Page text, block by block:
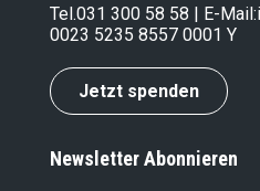
Tel.031 300 58 58 | E-Mail:
0023 5235 8557 0001 Y
Jetzt spenden
Newsletter Abonnieren